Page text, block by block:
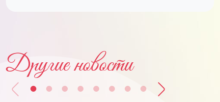
Другие новости